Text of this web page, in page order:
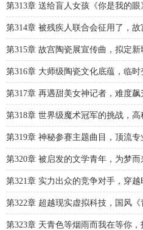
第313章 送给盲人女孩《你是我的
第314章 被残疾人联合会征用了，
第315章 故宫陶瓷展宣传曲，拟定新
第316章 大师级陶瓷文化底蕴，临时
第317章 再遇甜美女神记者，难度
第318章 世界级魔术冠军的挑战，
第319章 神秘参赛主题曲目，顶流专
第320章 被启发的文学青年，为梦而
第321章 实力出众的竞争对手，穿
第322章 超越现实虚拟科技，国风
第323章 天青色等烟雨而我在等你